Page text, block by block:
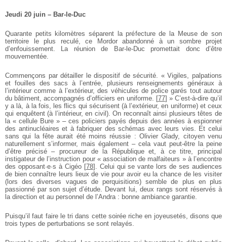
Jeudi 20 juin – Bar-le-Duc
Quarante petits kilomètres séparent la préfecture de la Meuse de son
territoire le plus reculé, ce Mordor abandonné à un sombre projet
d’enfouissement. La réunion de Bar-le-Duc promettait donc d’être
mouvementée.
Commençons par détailler le dispositif de sécurité. « Vigiles, palpations
et fouilles des sacs à l’entrée, plusieurs renseignements généraux à
l’intérieur comme à l’extérieur, des véhicules de police garés tout autour
du bâtiment, accompagnés d’officiers en uniforme. [77] » C’est-à-dire qu’il
y a là, à la fois, les flics qui sécurisent (à l’extérieur, en uniforme) et ceux
qui enquêtent (à l’intérieur, en civil). On reconnaît ainsi plusieurs têtes de
la « cellule Bure » – ces policiers payés depuis des années à espionner
des antinucléaires et à fabriquer des schémas avec leurs vies. Et celui
sans qui la fête aurait été moins réussie : Olivier Glady, citoyen venu
naturellement s’informer, mais également – cela vaut peut-être la peine
d’être précisé – procureur de la République et, à ce titre, principal
instigateur de l’instruction pour « association de malfaiteurs » à l’encontre
des opposant·e·s à Cigéo[78] . Celui qui se vante lors de ses audiences
de bien connaître leurs lieux de vie pour avoir eu la chance de les visiter
(lors des diverses vagues de perquisitions) semble de plus en plus
passionné par son sujet d’étude. Devant lui, deux rangs sont réservés à
la direction et au personnel de l’Andra : bonne ambiance garantie.
Puisqu’il faut faire le tri dans cette soirée riche en joyeusetés, disons que
trois types de perturbations se sont relayés.